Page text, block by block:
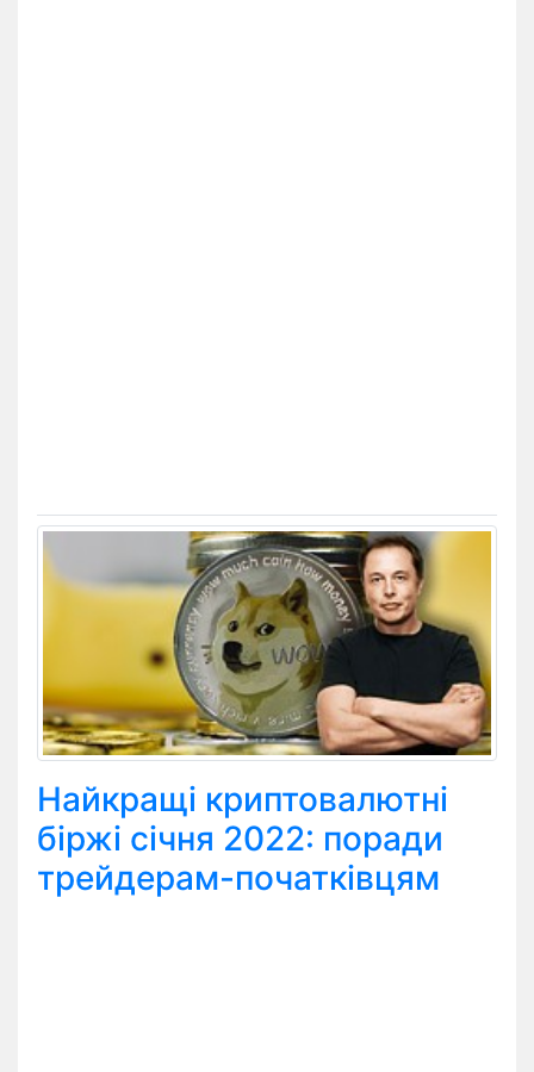
Найкращі криптовалютні
біржі січня 2022: поради
трейдерам-початківцям